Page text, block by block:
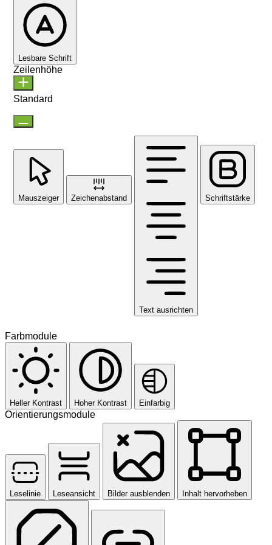
Lesbare Schrift
Zeilenhöhe
Standard
Mauszeiger Zeichenabstand
Text ausrichten
Schriftstärke
Farbmodule
Heller Kontrast Hoher Kontrast Einfarbig
Orientierungsmodule
Leselinie Leseansicht Bilder ausblenden Inhalt hervorheben